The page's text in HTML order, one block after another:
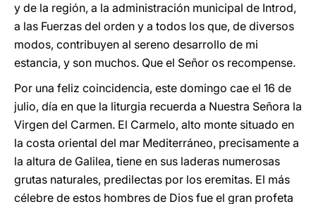
y de la región, a la administración municipal de Introd,
a las Fuerzas del orden y a todos los que, de diversos
modos, contribuyen al sereno desarrollo de mi
estancia, y son muchos. Que el Señor os recompense.
Por una feliz coincidencia, este domingo cae el 16 de
julio, día en que la liturgia recuerda a Nuestra Señora la
Virgen del Carmen. El Carmelo, alto monte situado en
la costa oriental del mar Mediterráneo, precisamente a
la altura de Galilea, tiene en sus laderas numerosas
grutas naturales, predilectas por los eremitas. El más
célebre de estos hombres de Dios fue el gran profeta